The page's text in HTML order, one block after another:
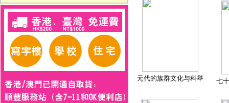
元代的族群文化与科举 七